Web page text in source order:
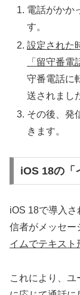
電話がかか
す。
設定された
「留守番
守番電話に
送されまし
その後、発
きます。
iOS 18の「
iOS 18で導入
信者がメッセー
イムでテキスト
これにより、